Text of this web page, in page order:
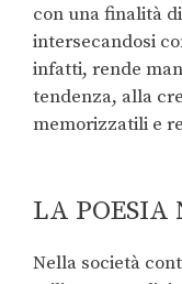
con una finalità
intersecandosi
infatti, rende
tendenza, alla
memorizzatili e
LA POESIA
Nella società